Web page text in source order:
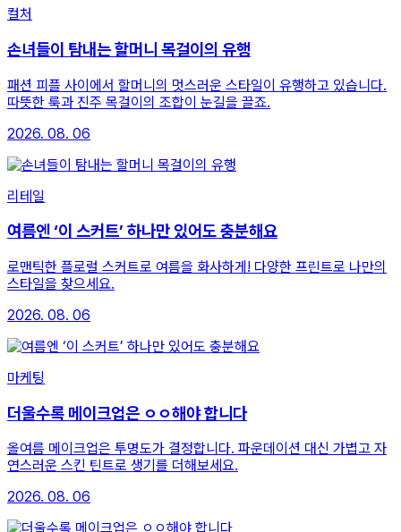
컬처
손녀들이 탐내는 할머니 목걸이의 유행
패션 피플 사이에서 할머니의 멋스러운 스타일이 유행하고 있습니다.
따뜻한 룩과 진주 목걸이의 조합이 눈길을 끌죠.
2026. 08. 06
리테일
여름엔 ‘이 스커트’ 하나만 있어도 충분해요
로맨틱한 플로럴 스커트로 여름을 화사하게! 다양한 프린트로 나만의
스타일을 찾으세요.
2026. 08. 06
마케팅
더울수록 메이크업은 ㅇㅇ해야 합니다
올여름 메이크업은 투명도가 결정합니다. 파운데이션 대신 가볍고 자
연스러운 스킨 틴트로 생기를 더해보세요.
2026. 08. 06